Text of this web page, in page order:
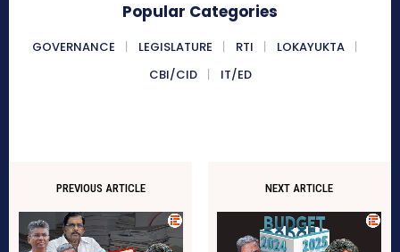
Popular Categories
GOVERNANCE LEGISLATURE RTI
LOKAYUKTA
CBI/CID
IT/ED
PREVIOUS ARTICLE NEXT ARTICLE